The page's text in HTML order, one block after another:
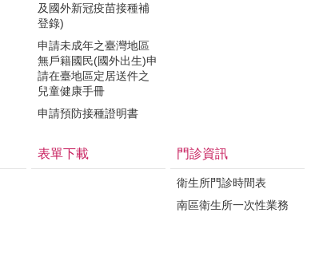
及國外新冠疫苗接種補
登錄)
申請未成年之臺灣地區
無戶籍國民(國外出生)申
請在臺地區定居送件之
兒童健康手冊
申請預防接種證明書
表單下載 門診資訊
衛生所門診時間表
南區衛生所一次性業務